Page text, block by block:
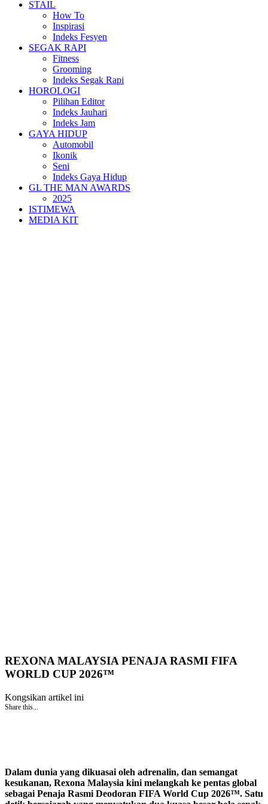
STAIL
How To
Inspirasi
Indeks Fesyen
SEGAK RAPI
Fitness
Grooming
Indeks Segak Rapi
HOROLOGI
Pilihan Editor
Indeks Jauhari
Indeks Jam
GAYA HIDUP
Automobil
Ikonik
Seni
Indeks Gaya Hidup
GL THE MAN AWARDS
2025
ISTIMEWA
MEDIA KIT
REXONA MALAYSIA PENAJA RASMI FIFA
WORLD CUP 2026™
Kongsikan artikel ini
Share this...
Dalam dunia yang dikuasai oleh adrenalin, dan semangat
kesukanan, Rexona Malaysia kini melangkah ke pentas global
sebagai Penaja Rasmi Deodoran FIFA World Cup 2026™. Satu